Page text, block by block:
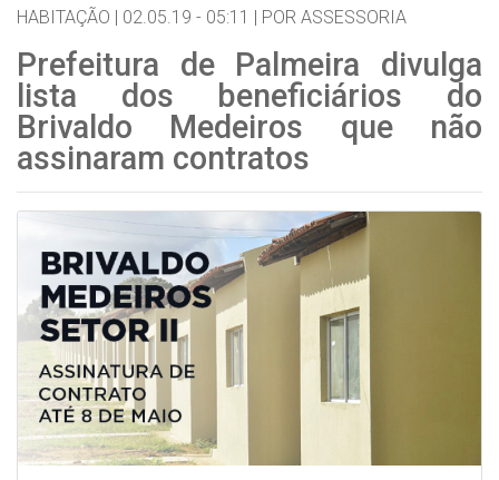
HABITAÇÃO | 02.05.19 - 05:11 | POR ASSESSORIA
Prefeitura de Palmeira divulga
lista dos beneficiários do
Brivaldo Medeiros que não
assinaram contratos